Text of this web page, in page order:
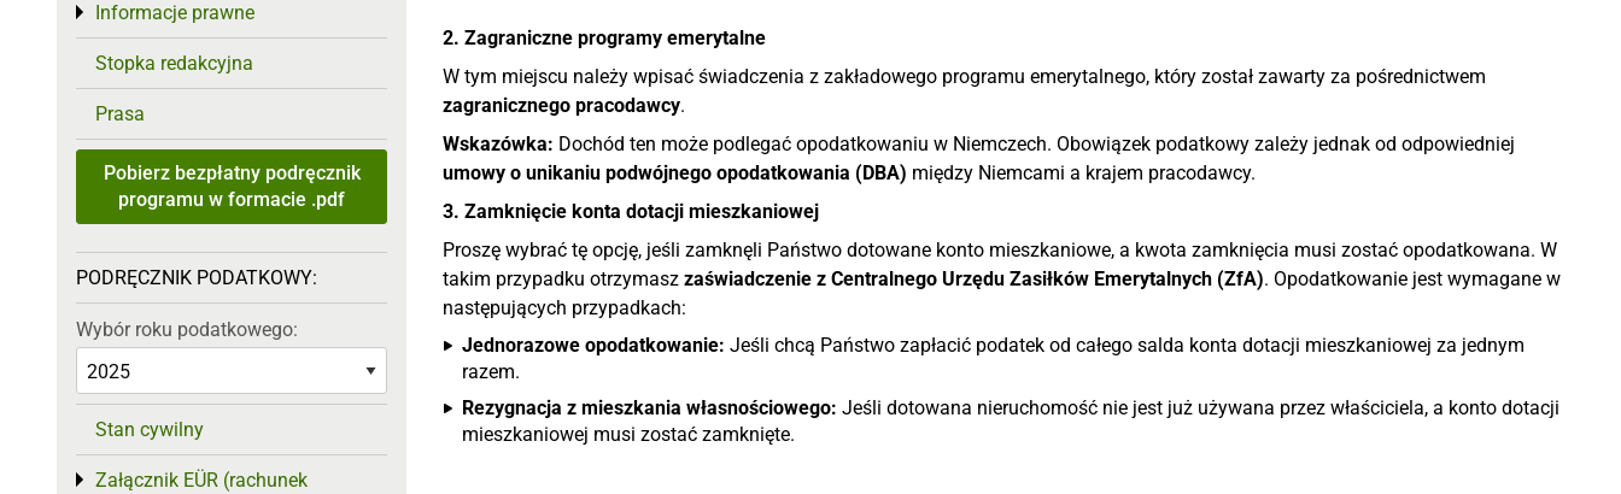
2. Zagraniczne programy emerytalne
W tym miejscu należy wpisać świadczenia z zakładowego programu emerytalnego, który został zawarty za pośrednictwem
zagranicznego pracodawcy.
Wskazówka: Dochód ten może podlegać opodatkowaniu w Niemczech. Obowiązek podatkowy zależy jednak od odpowiedniej
umowy o unikaniu podwójnego opodatkowania (DBA) między Niemcami a krajem pracodawcy.
3. Zamknięcie konta dotacji mieszkaniowej
Proszę wybrać tę opcję, jeśli zamknęli Państwo dotowane konto mieszkaniowe, a kwota zamknięcia musi zostać opodatkowana. W
takim przypadku otrzymasz zaświadczenie z Centralnego Urzędu Zasiłków Emerytalnych (ZfA). Opodatkowanie jest wymagane w
następujących przypadkach:
Jednorazowe opodatkowanie: Jeśli chcą Państwo zapłacić podatek od całego salda konta dotacji mieszkaniowej za jednym
razem.
Rezygnacja z mieszkania własnościowego: Jeśli dotowana nieruchomość nie jest już używana przez właściciela, a konto dotacji
mieszkaniowej musi zostać zamknięte.
Informacje prawne
Toggle menu
Stopka redakcyjna
Prasa
Pobierz bezpłatny podręcznik
programu w formacie .pdf
PODRĘCZNIK PODATKOWY:
Wybór roku podatkowego:
Stan cywilny
Załącznik EÜR (rachunek
Toggle menu